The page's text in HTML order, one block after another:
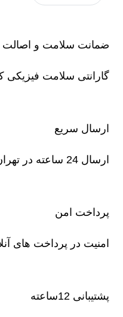
ضمانت سلامت و اصالت
گارانتی سلامت فیزیکی
ارسال سریع
ارسال 24 ساعته در تهران
پرداخت امن
امنیت در پرداخت های
پشتیبانی 12ساعته